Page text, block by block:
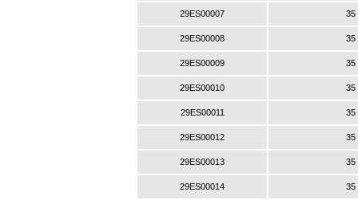
29ES00007 35
29ES00008 35
29ES00009 35
29ES00010 35
29ES00011 35
29ES00012 35
29ES00013 35
29ES00014 35